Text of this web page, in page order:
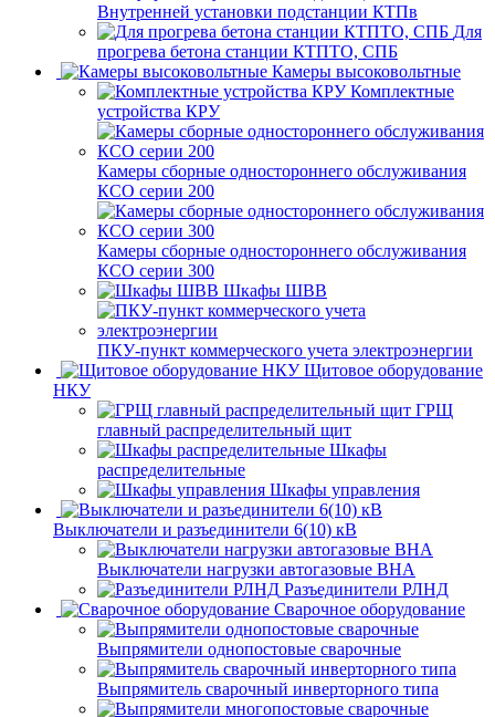
Внутренней установки подстанции КТПв
Для
прогрева бетона станции КТПТО, СПБ
Камеры высоковольтные
Комплектные
устройства КРУ
Камеры сборные одностороннего обслуживания
КСО серии 200
Камеры сборные одностороннего обслуживания
КСО серии 300
Шкафы ШВВ
ПКУ-пункт коммерческого учета электроэнергии
Щитовое оборудование
НКУ
ГРЩ
главный распределительный щит
Шкафы
распределительные
Шкафы управления
Выключатели и разъединители 6(10) кВ
Выключатели нагрузки автогазовые ВНА
Разъединители РЛНД
Сварочное оборудование
Выпрямители однопостовые сварочные
Выпрямитель сварочный инверторного типа